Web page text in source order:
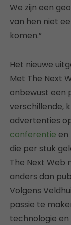
We zijn een
van hen niet
komen.”
Het nieuwe
Met The Next
onbewust een
verschillende,
advertenties
conferentie en
die per stuk
The Next Web
anders dan
Volgens
passie te
technologie en